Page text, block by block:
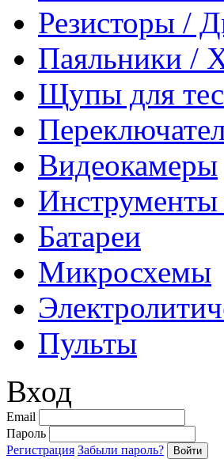
Резисторы /
Паяльники /
Щупы для
Видеокамеры
Батареи
Микросхемы
Пульты
Вход
Email
Пароль
Регистрация Забыли пароль?